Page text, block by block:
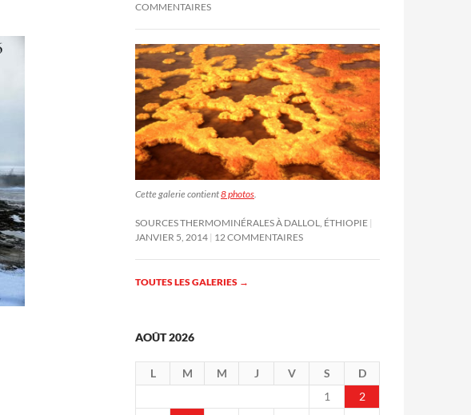
COMMENTAIRES
Cette galerie contient8 photos
SOURCES THERMOMINÉRALES À DALLOL, ÉTHIOPIE
JANVIER 5, 2014 12 COMMENTAIRES
TOUTES LES GALERIES →
AOÛT 2026
L M M J V S
D
1
2